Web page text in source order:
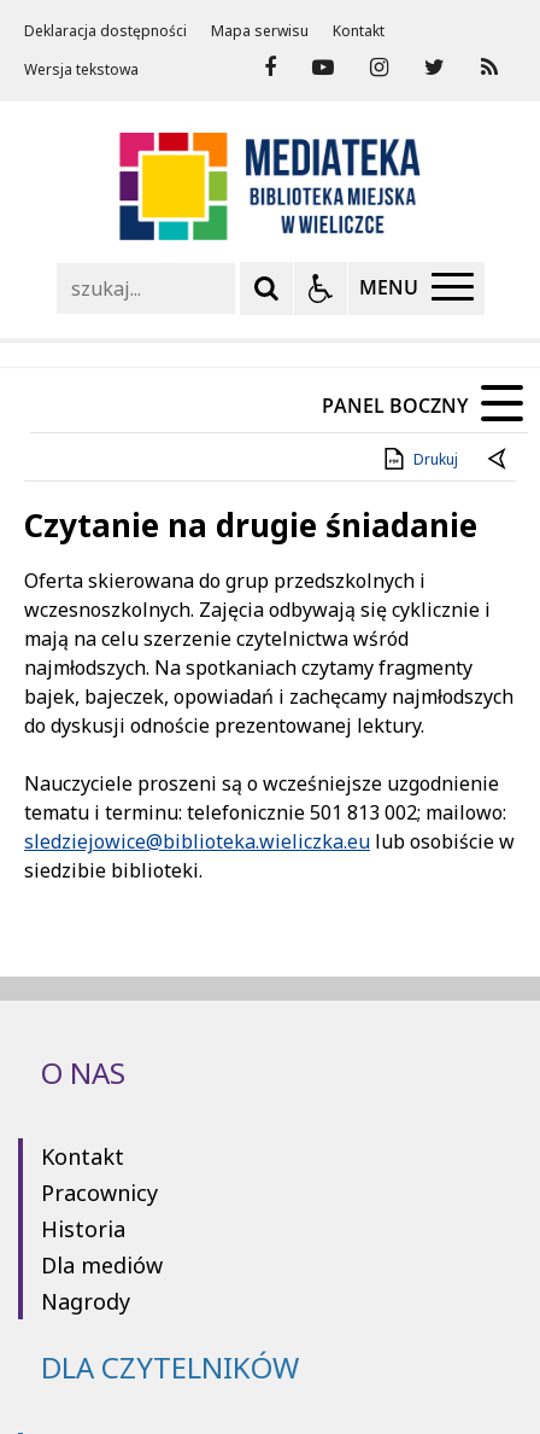
Deklaracja dostępności Mapa serwisu
Kontakt
Wersja tekstowa
MENU
PANEL BOCZNY
Drukuj
Czytanie na drugie śniadanie
Treść
Oferta skierowana do grup przedszkolnych i
wczesnoszkolnych. Zajęcia odbywają się cyklicznie i
mają na celu szerzenie czytelnictwa wśród
najmłodszych. Na spotkaniach czytamy fragmenty
bajek, bajeczek, opowiadań i zachęcamy najmłodszych
do dyskusji odnoście prezentowanej lektury.
Nauczyciele proszeni są o wcześniejsze uzgodnienie
tematu i terminu: telefonicznie 501 813 002; mailowo:
sledziejowice@biblioteka.wieliczka.eu lub osobiście w
siedzibie biblioteki.
O NAS
Kontakt
Pracownicy
Historia
Dla mediów
Nagrody
DLA CZYTELNIKÓW